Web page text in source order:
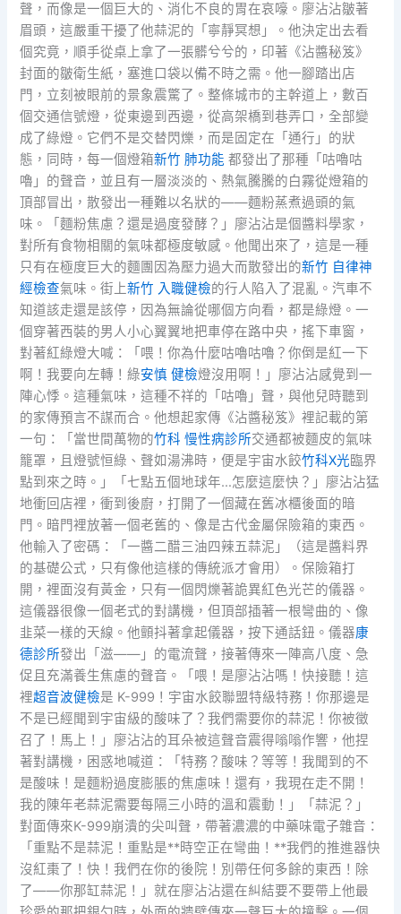
聲，而像是一個巨大的、消化不良的胃在哀嚎。廖沾沾皺著
眉頭，這嚴重干擾了他蒜泥的「寧靜冥想」。他決定出去看
個究竟，順手從桌上拿了一張髒兮兮的，印著《沾醬秘笈》
封面的皺衛生紙，塞進口袋以備不時之需。他一腳踏出店
門，立刻被眼前的景象震驚了。整條城市的主幹道上，數百
個交通信號燈，從東邊到西邊，從高架橋到巷弄口，全部變
成了綠燈。它們不是交替閃爍，而是固定在「通行」的狀
態，同時，每一個燈箱新竹 肺功能都發出了那種「咕嚕咕
嚕」的聲音，並且有一層淡淡的、熱氣騰騰的白霧從燈箱的
頂部冒出，散發出一種難以名狀的——麵粉蒸煮過頭的氣
味。「麵粉焦慮？還是過度發酵？」廖沾沾是個醬料學家，
對所有食物相關的氣味都極度敏感。他聞出來了，這是一種
只有在極度巨大的麵團因為壓力過大而散發出的新竹 自律神
經檢查氣味。街上新竹 入職健檢的行人陷入了混亂。汽車不
知道該走還是該停，因為無論從哪個方向看，都是綠燈。一
個穿著西裝的男人小心翼翼地把車停在路中央，搖下車窗，
對著紅綠燈大喊：「喂！你為什麼咕嚕咕嚕？你倒是紅一下
啊！我要向左轉！綠安慎 健檢燈沒用啊！」廖沾沾感覺到一
陣心悸。這種氣味，這種不祥的「咕嚕」聲，與他兒時聽到
的家傳預言不謀而合。他想起家傳《沾醬秘笈》裡記載的第
一句：「當世間萬物的竹科 慢性病診所交通都被麵皮的氣味
籠罩，且燈號恒綠、聲如湯沸時，便是宇宙水餃竹科X光臨界
點到來之時。」「七點五個地球年…怎麼這麼快？」廖沾沾猛
地衝回店裡，衝到後廚，打開了一個藏在舊冰櫃後面的暗
門。暗門裡放著一個老舊的、像是古代金屬保險箱的東西。
他輸入了密碼：「一醬二醋三油四辣五蒜泥」（這是醬料界
的基礎公式，只有像他這樣的傳統派才會用）。保險箱打
開，裡面沒有黃金，只有一個閃爍著詭異紅色光芒的儀器。
這儀器很像一個老式的對講機，但頂部插著一根彎曲的、像
韭菜一樣的天線。他顫抖著拿起儀器，按下通話鈕。儀器康
德診所發出「滋——」的電流聲，接著傳來一陣高八度、急
促且充滿養生焦慮的聲音。「喂！是廖沾沾嗎！快接聽！這
裡超音波健檢是 K-999！宇宙水餃聯盟特級特務！你那邊是
不是已經聞到宇宙級的酸味了？我們需要你的蒜泥！你被徵
召了！馬上！」廖沾沾的耳朵被這聲音震得嗡嗡作響，他捏
著對講機，困惑地喊道：「特務？酸味？等等！我聞到的不
是酸味！是麵粉過度膨脹的焦慮味！還有，我現在走不開！
我的陳年老蒜泥需要每隔三小時的溫和震動！」「蒜泥？」
對面傳來K-999崩潰的尖叫聲，帶著濃濃的中藥味電子雜音：
「重點不是蒜泥！重點是**時空正在彎曲！**我們的推進器快
沒紅棗了！快！我們在你的後院！別帶任何多餘的東西！除
了——你那缸蒜泥！」就在廖沾沾還在糾結要不要帶上他最